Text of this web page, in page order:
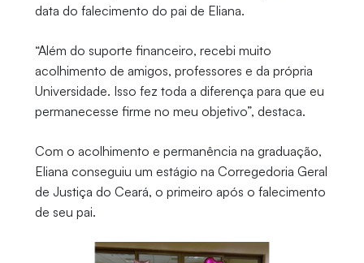
data do falecimento do pai de Eliana.
“Além do suporte financeiro, recebi muito
acolhimento de amigos, professores e da própria
Universidade. Isso fez toda a diferença para que eu
permanecesse firme no meu objetivo”, destaca.
Com o acolhimento e permanência na graduação,
Eliana conseguiu um estágio na Corregedoria Geral
de Justiça do Ceará, o primeiro após o falecimento
de seu pai.